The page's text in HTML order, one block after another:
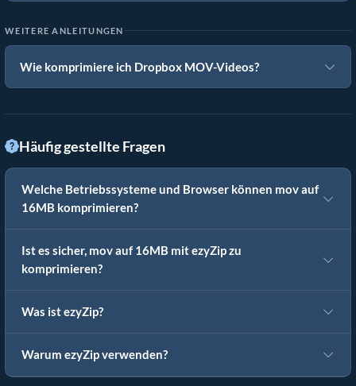
WEITERE ANLEITUNGEN
Wie komprimiere ich Dropbox MOV-Videos?
Häufig gestellte Fragen
Welche Betriebssysteme und Browser können mov auf
16MB komprimieren?
Ist es sicher, mov auf 16MB mit ezyZip zu
komprimieren?
Was ist ezyZip?
Warum ezyZip verwenden?